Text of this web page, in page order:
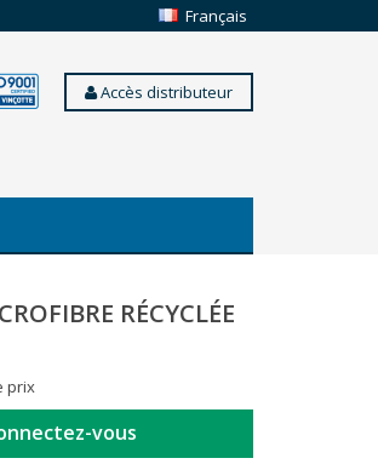
Français
Accès distributeur
RÉCYCLÉE
prix
vous